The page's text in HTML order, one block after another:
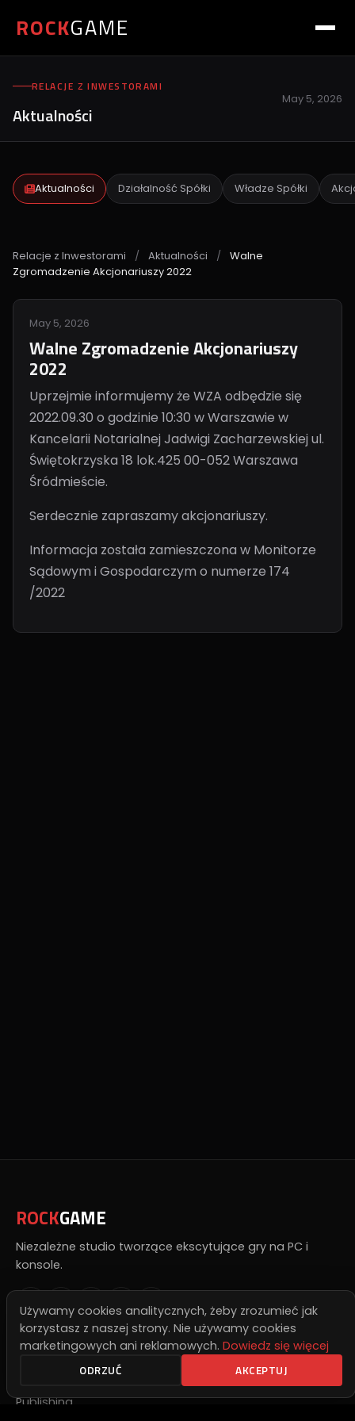
ROCKGAME
RELACJE Z INWESTORAMI
Aktualności
May 5, 2026
Aktualności Działalność Spółki Władze Spółki
Relacje z Inwestorami / Aktualności / Walne
Zgromadzenie Akcjonariuszy 2022
May 5, 2026
Walne Zgromadzenie Akcjonariuszy
2022
Uprzejmie informujemy że WZA odbędzie się
2022.09.30 o godzinie 10:30 w Warszawie w
Kancelarii Notarialnej Jadwigi Zacharzewskiej ul.
Świętokrzyska 18 lok.425 00-052 Warszawa
Śródmieście.
Serdecznie zapraszamy akcjonariuszy.
Informacja została zamieszczona w Monitorze
Sądowym i Gospodarczym o numerze 174
/2022
ROCKGAME
Niezależne studio tworzące ekscytujące gry na PC i
konsole.
Szybkie Linki
Publishing
Używamy cookies analitycznych, żeby zrozumieć jak
korzystasz z naszej strony. Nie używamy cookies
marketingowych ani reklamowych. Dowiedz się więcej
ODRZUĆ
AKCEPTUJ